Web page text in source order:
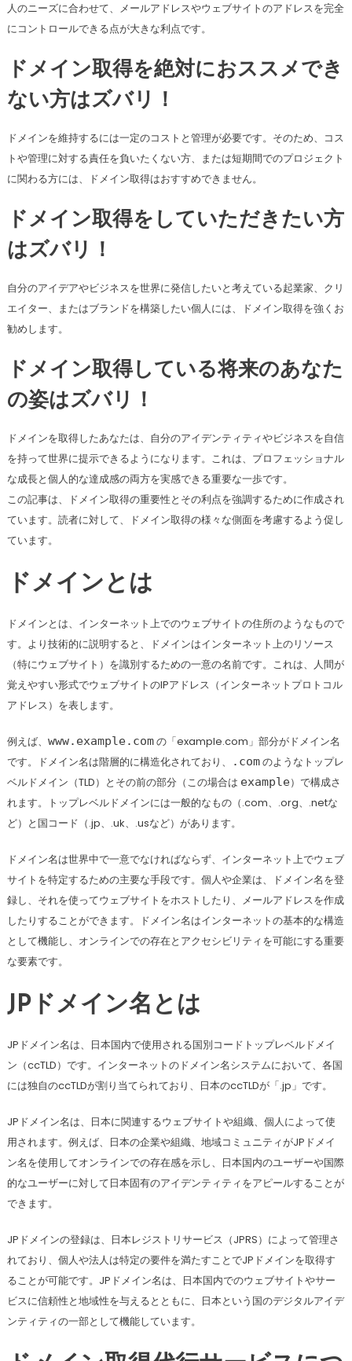
人のニーズに合わせて、メールアドレスやウェブサイトのアドレスを完全
にコントロールできる点が大きな利点です。
ドメイン取得を絶対におススメでき
ない方はズバリ！
ドメインを維持するには一定のコストと管理が必要です。そのため、コス
トや管理に対する責任を負いたくない方、または短期間でのプロジェクト
に関わる方には、ドメイン取得はおすすめできません。
ドメイン取得をしていただきたい方
はズバリ！
自分のアイデアやビジネスを世界に発信したいと考えている起業家、クリ
エイター、またはブランドを構築したい個人には、ドメイン取得を強くお
勧めします。
ドメイン取得している将来のあなた
の姿はズバリ！
ドメインを取得したあなたは、自分のアイデンティティやビジネスを自信
を持って世界に提示できるようになります。これは、プロフェッショナル
な成長と個人的な達成感の両方を実感できる重要な一歩です。
この記事は、ドメイン取得の重要性とその利点を強調するために作成され
ています。読者に対して、ドメイン取得の様々な側面を考慮するよう促し
ています。
ドメインとは
ドメインとは、インターネット上でのウェブサイトの住所のようなもので
す。より技術的に説明すると、ドメインはインターネット上のリソース
（特にウェブサイト）を識別するための一意の名前です。これは、人間が
覚えやすい形式でウェブサイトのIPアドレス（インターネットプロトコル
アドレス）を表します。
例えば、 www.example.comの「example.com」部分がドメイン名
です。ドメイン名は階層的に構造化されており、
.comのようなトップレ
ベルドメイン（TLD）とその前の部分（この場合は example）で構成さ
れます。トップレベルドメインには一般的なもの（.com、.org、.netな
ど）と国コード（.jp、.uk、.usなど）があります。
ドメイン名は世界中で一意でなければならず、インターネット上でウェブ
サイトを特定するための主要な手段です。個人や企業は、ドメイン名を登
録し、それを使ってウェブサイトをホストしたり、メールアドレスを作成
したりすることができます。ドメイン名はインターネットの基本的な構造
として機能し、オンラインでの存在とアクセシビリティを可能にする重要
な要素です。
JPドメイン名とは
JPドメイン名は、日本国内で使用される国別コードトップレベルドメイ
ン（ccTLD）です。インターネットのドメイン名システムにおいて、各国
には独自のccTLDが割り当てられており、日本のccTLDが「.jp」です。
JPドメイン名は、日本に関連するウェブサイトや組織、個人によって使
用されます。例えば、日本の企業や組織、地域コミュニティがJPドメイ
ン名を使用してオンラインでの存在感を示し、日本国内のユーザーや国際
的なユーザーに対して日本固有のアイデンティティをアピールすることが
できます。
JPドメインの登録は、日本レジストリサービス（JPRS）によって管理さ
れており、個人や法人は特定の要件を満たすことでJPドメインを取得す
ることが可能です。JPドメイン名は、日本国内でのウェブサイトやサー
ビスに信頼性と地域性を与えるとともに、日本という国のデジタルアイデ
ンティティの一部として機能しています。